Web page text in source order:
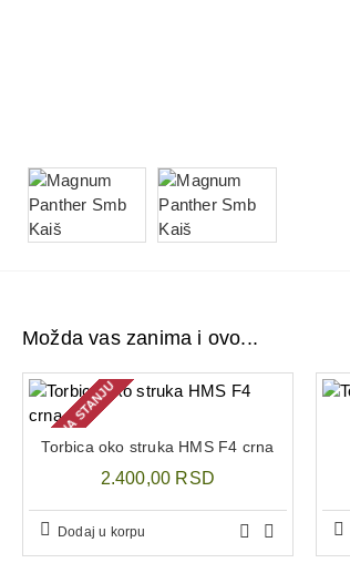
Možda vas zanima i ovo...
NEMA NA STANJU
Torbica oko struka HMS F4 crna
2.400,00 RSD
Dodaj u korpu